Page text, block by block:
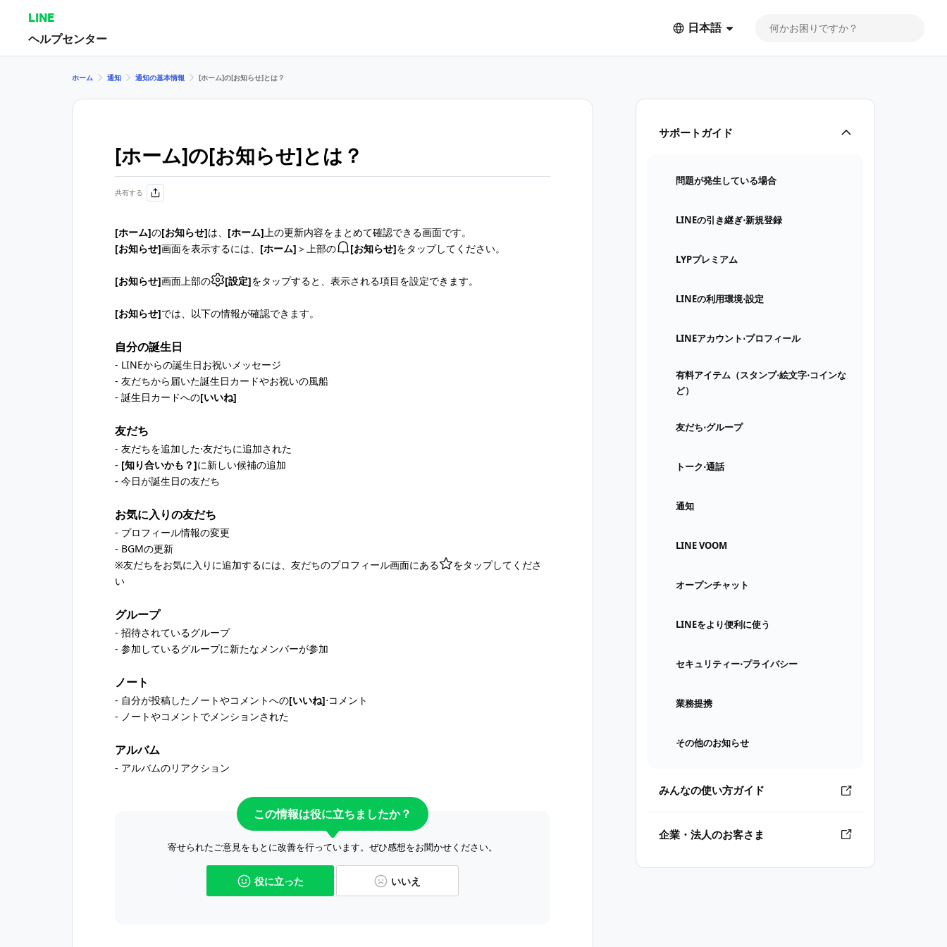
LINE
ヘルプセンター
日本語
サポートガイド
問題が発生している場合
LINEの引き継ぎ⋅新規登録
LYPプレミアム
LINEの利用環境⋅設定
LINEアカウント⋅プロフィール
有料アイテム（スタンプ⋅絵文字⋅コインな
ど）
友だち⋅グループ
トーク⋅通話
通知
LINE VOOM
オープンチャット
LINEをより便利に使う
セキュリティー⋅プライバシー
業務提携
その他のお知らせ
みんなの使い方ガイド
企業・法人のお客さま
ホーム 通知 通知の基本情報 [ホーム]の[お知らせ]とは？
[ホーム]の[お知らせ]とは？
共有する
[ホーム]の[お知らせ]は、 [ホーム]上の更新内容をまとめて確認できる画面です。
[お知らせ]画面を表示するには、 [ホーム] ＞上部の [お知らせ]をタップしてください。
[お知らせ]画面上部の [設定]をタップすると、表示される項目を設定できます。
[お知らせ]では、以下の情報が確認できます。
自分の誕生日
- LINEからの誕生日お祝いメッセージ
- 友だちから届いた誕生日カードやお祝いの風船
- 誕生日カードへの[いいね]
友だち
- 友だちを追加した⋅友だちに追加された
- [知り合いかも？]に新しい候補の追加
- 今日が誕生日の友だち
お気に入りの友だち
- プロフィール情報の変更
- BGMの更新
※友だちをお気に入りに追加するには、友だちのプロフィール画面にある
をタップしてくださ
い
グループ
- 招待されているグループ
- 参加しているグループに新たなメンバーが参加
ノート
- 自分が投稿したノートやコメントへの[いいね]⋅コメント
- ノートやコメントでメンションされた
アルバム
- アルバムのリアクション
この情報は役に立ちましたか？
寄せられたご意見をもとに改善を行っています。ぜひ感想をお聞かせください。
役に立った いいえ